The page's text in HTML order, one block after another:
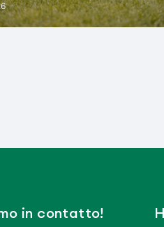
in contatto!